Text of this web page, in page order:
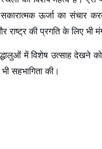
ऊर्जा का संचार
राष्ट्र की प्रगति के लिए भी
में विशेष उत्साह देखने
सहभागिता की।